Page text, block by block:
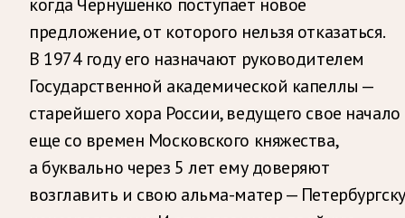
предложение, от которого нельзя отказаться.
В 1974 году его назначают руководителем
Государственной академической капеллы —
старейшего хора России, ведущего свое начало
еще со времен Московского княжества,
а буквально через 5 лет ему доверяют
возглавить и свою альма-матер —